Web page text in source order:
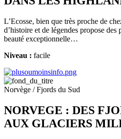
L’Ecosse, bien que très proche de
d’histoire et de légendes propose des
beauté exceptionnelle…
Niveau : facile
Norvège / Fjords du Sud
NORVEGE : DES
AUX GLACIERS